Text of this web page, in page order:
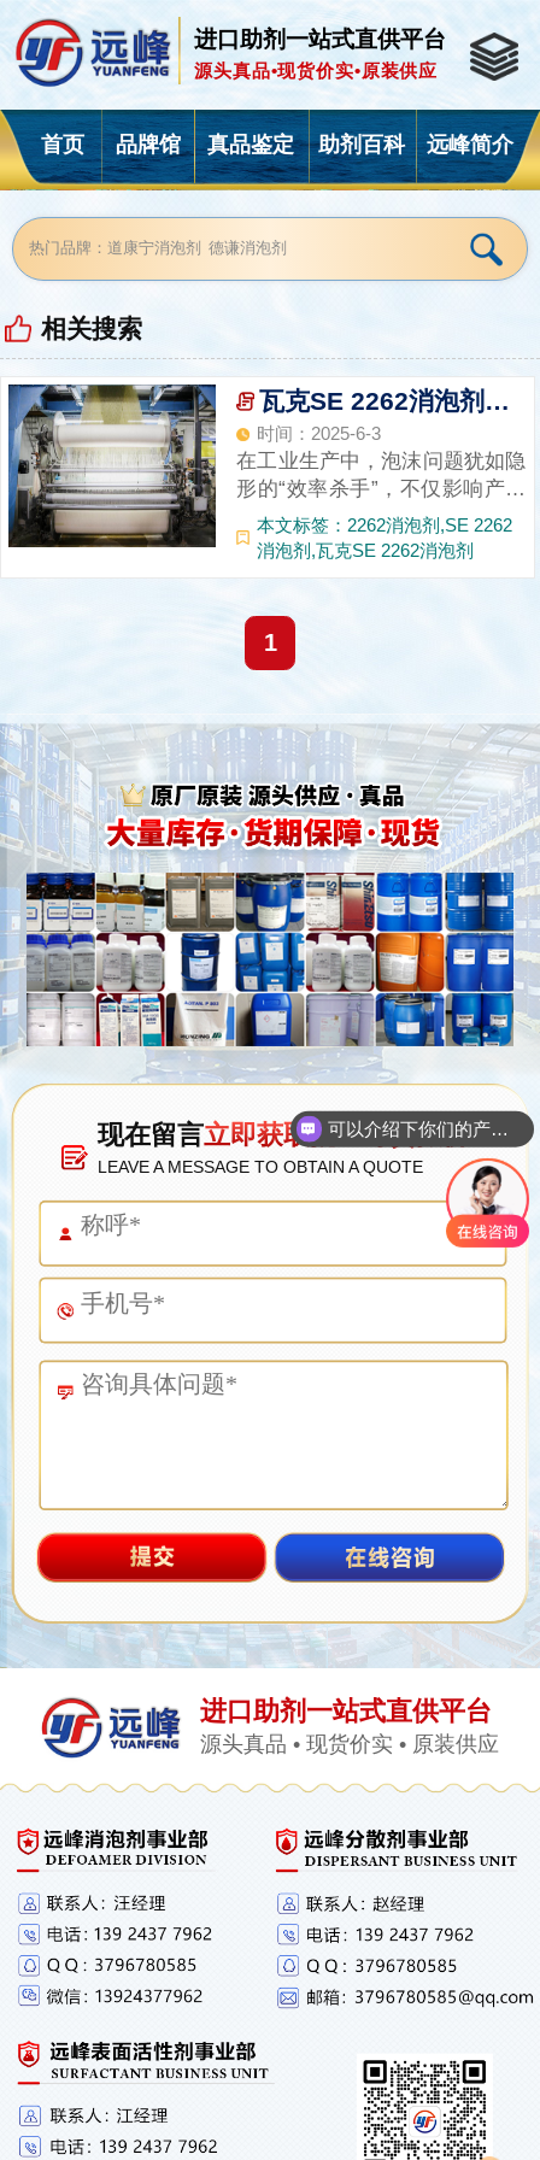
进口助剂一站式直供平台
源头真品•现货价实•原装供应
首页 品牌馆 真品鉴定 助剂百科 远峰简介
相关搜索
瓦克SE 2262消泡剂：多行业效能标杆，破解工业泡沫难题
时间：2025-6-3
在工业生产中，泡沫问题犹如隐
形的“效率杀手”，不仅影响产品
质量，还可能导致设备故障、成
本攀升。瓦克化学推出的
成为PVC聚合、造纸脱气、纺织
印染、工业涂料及粘合剂行业
本文标签：2262消泡剂,SE 2262
消泡剂,瓦克SE 2262消泡剂
1
现在留言立即获取批量订货报价
LEAVE A MESSAGE TO OBTAIN A QUOTE
进口助剂一站式直供平台
源头真品 • 现货价实 • 原装供应
可以介绍下你们的产品么